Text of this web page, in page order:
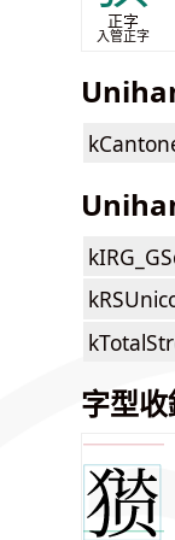
正字
入管正字
字型